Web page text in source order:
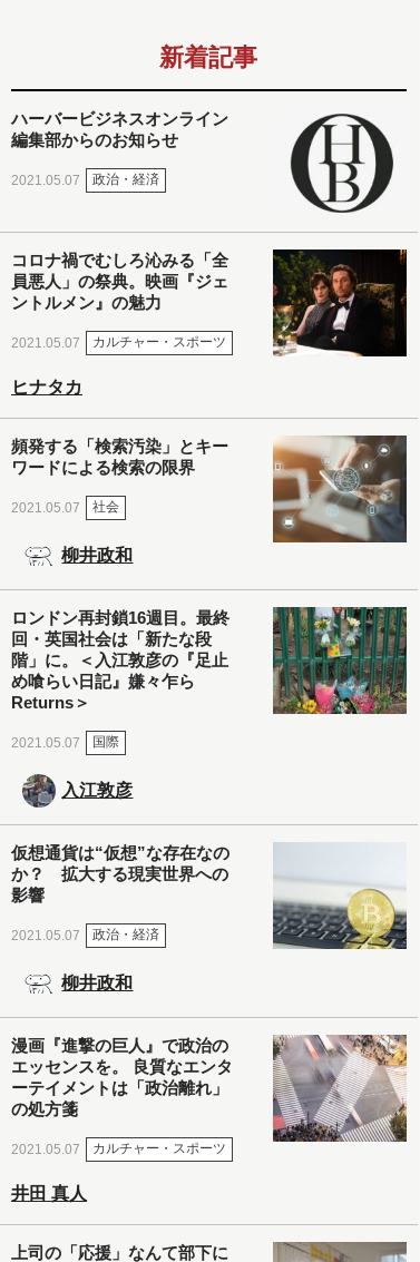
新着記事
ハーバービジネスオンライン
編集部からのお知らせ
2021.05.07 政治・経済
コロナ禍でむしろ沁みる「全
員悪人」の祭典。映画『ジェ
ントルメン』の魅力
2021.05.07 カルチャー・スポーツ
ヒナタカ
頻発する「検索汚染」とキー
ワードによる検索の限界
2021.05.07 社会
柳井政和
ロンドン再封鎖16週目。最終
回・英国社会は「新たな段
階」に。＜入江敦彦の『足止
め喰らい日記』嫌々乍ら
Returns＞
2021.05.07 国際
入江敦彦
仮想通貨は“仮想”な存在なの
か？ 拡大する現実世界への
影響
2021.05.07 政治・経済
柳井政和
漫画『進撃の巨人』で政治の
エッセンスを。 良質なエンタ
ーテイメントは「政治離れ」
の処方箋
2021.05.07 カルチャー・スポーツ
井田 真人
上司の「応援」なんて部下に